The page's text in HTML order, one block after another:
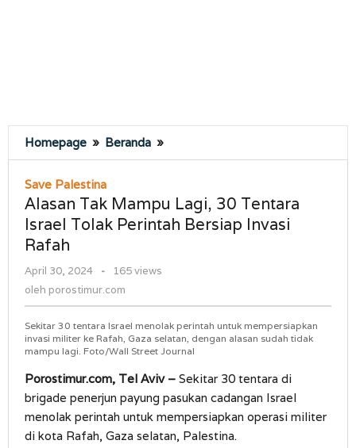
Homepage » Beranda »
Tak
Lagi,
30
Tentara
Rafah
Save Palestina
Alasan Tak Mampu Lagi, 30 Tentara
Israel Tolak Perintah Bersiap Invasi
Rafah
April 30, 2024
oleh
-
165 views
oleh porostimur.com
Sekitar 30 tentara Israel menolak perintah untuk mempersiapkan
invasi militer ke Rafah, Gaza selatan, dengan alasan sudah tidak
mampu lagi. Foto/Wall Street Journal
Porostimur.com, Tel Aviv – Sekitar 30 tentara di
brigade penerjun payung pasukan cadangan Israel
menolak perintah untuk mempersiapkan operasi militer
di kota Rafah, Gaza selatan, Palestina.